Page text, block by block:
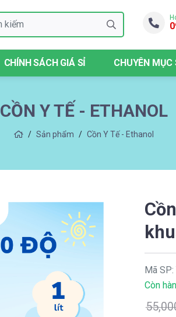
CHÍNH SÁCH GIÁ SỈ CHUYÊN MỤC
CỒN Y TẾ - ETHANOL
Sản phẩm Cồn Y Tế - Ethanol
Mã
Còn